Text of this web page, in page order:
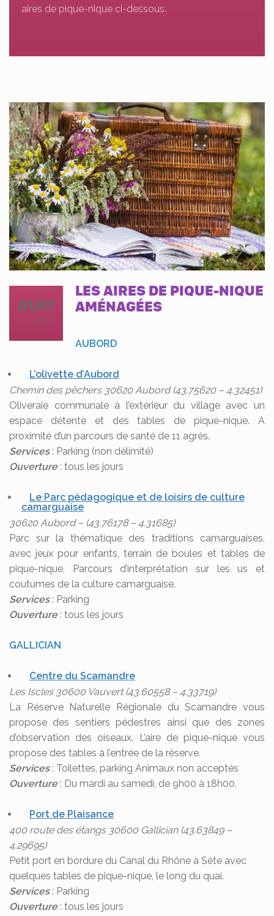
aires de pique-nique ci-dessous.
01/07
2026
LES AIRES DE PIQUE-NIQUE
AMÉNAGÉES
AUBORD
L’olivette d’Aubord
Chemin des pêchers 30620 Aubord (43.75620 – 4.32451)
Oliveraie communale à l’extérieur du village avec un
espace détente et des tables de pique-nique. A
proximité d’un parcours de santé de 11 agrès.
Services: Parking (non délimité)
Ouverture : tous les jours
Le Parc pédagogique et de loisirs de culture
camarguaise
30620 Aubord – (43.76178 – 4.31685)
Parc sur la thématique des traditions camarguaises,
avec jeux pour enfants, terrain de boules et tables de
pique-nique. Parcours d’interprétation sur les us et
coutumes de la culture camarguaise.
Services: Parking
Ouverture : tous les jours
GALLICIAN
Centre du Scamandre
Les Iscles 30600 Vauvert (43.60558 – 4.33719)
La Réserve Naturelle Régionale du Scamandre vous
propose des sentiers pédestres ainsi que des zones
d’observation des oiseaux. L’aire de pique-nique vous
propose des tables à l’entrée de la réserve.
Services: Toilettes, parking Animaux non acceptés
Ouverture: Du mardi au samedi, de 9h00 à 18h00.
Port de Plaisance
400 route des étangs 30600 Gallician (43.63849 –
4.29695)
Petit port en bordure du Canal du Rhône à Sète avec
quelques tables de pique-nique, le long du quai.
Services: Parking
Ouverture: tous les jours